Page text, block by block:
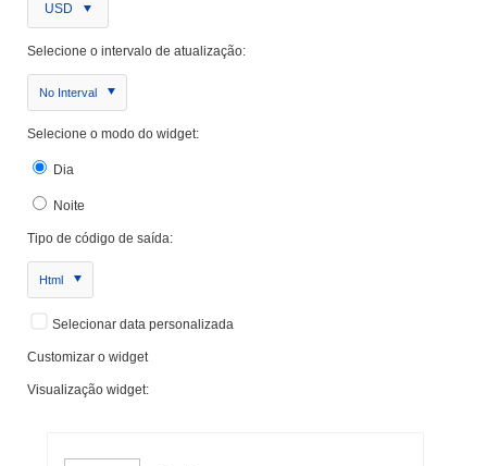
USD
Selecione o intervalo de atualização:
No Interval
Selecione o modo do widget:
Dia
Noite
Tipo de código de saída:
Html
Selecionar data personalizada
Customizar o widget
Visualização widget: